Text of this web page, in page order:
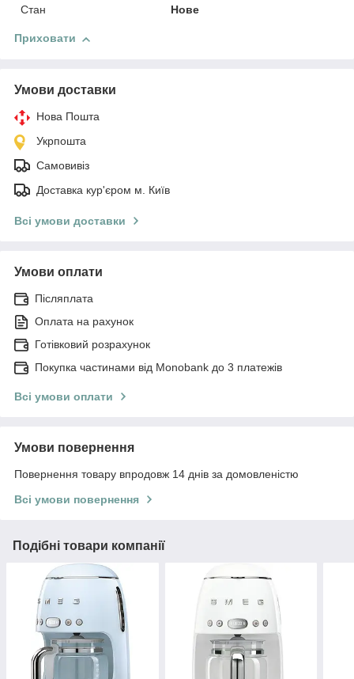
Стан Нове
Приховати
Умови доставки
Нова Пошта
Укрпошта
Самовивіз
Доставка кур'єром м. Київ
Всі умови доставки
Умови оплати
Післяплата
Оплата на рахунок
Готівковий розрахунок
Покупка частинами від Monobank до 3 платежів
Всі умови оплати
Умови повернення
Повернення товару впродовж 14 днів за домовленістю
Всі умови повернення
Подібні товари компанії